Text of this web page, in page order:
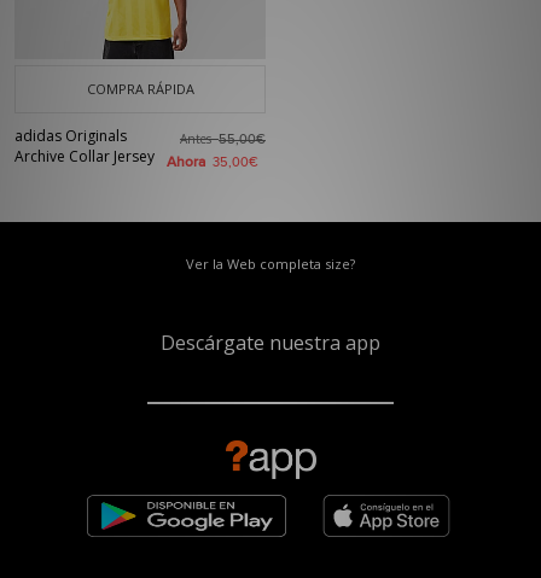
COMPRA RÁPIDA
adidas Originals
Archive Collar Jersey
Antes55,00€
Ahora 35,00€
Ver la Web completa size?
Descárgate nuestra app